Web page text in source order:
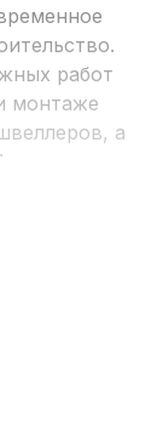
работ
монтаже
а
этого,
уголка
образом.
для
задачу.